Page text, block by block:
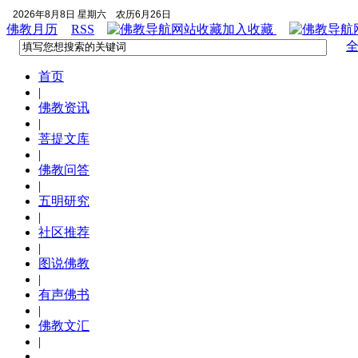
2026年8月8日 星期六 农历6月26日
佛教月历 RSS 加入收藏
首页
|
佛教资讯
|
菩提文库
|
佛教问答
|
五明研究
|
社区推荐
|
图说佛教
|
有声佛书
|
佛教文汇
|